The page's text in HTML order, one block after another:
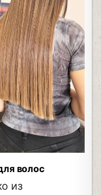
волос
из